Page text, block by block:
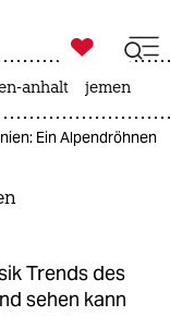

taz zahl ich
anhalt jemen
Ein Alpendröhnen
Trends des
sehen kann